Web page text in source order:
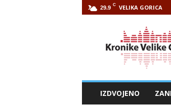
29.9 C VELIKA GORICA
IZDVOJENO